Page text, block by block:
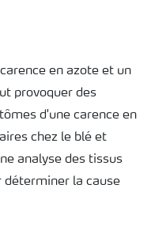
en azote et un
provoquer des
d'une carence en
chez le blé et
analyse des tissus
déterminer la cause